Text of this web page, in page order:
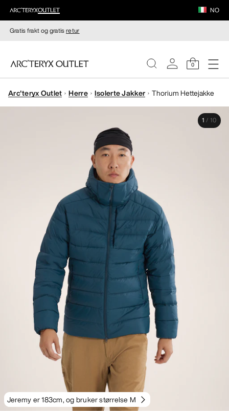
NO
Gratis frakt og gratisretur
0
DAMER
Arc'teryx Outlet Herre Isolerte Jakker Thorium Hettejakke
Jeremy er 183cm, og bruker størrelse M
1 / 10